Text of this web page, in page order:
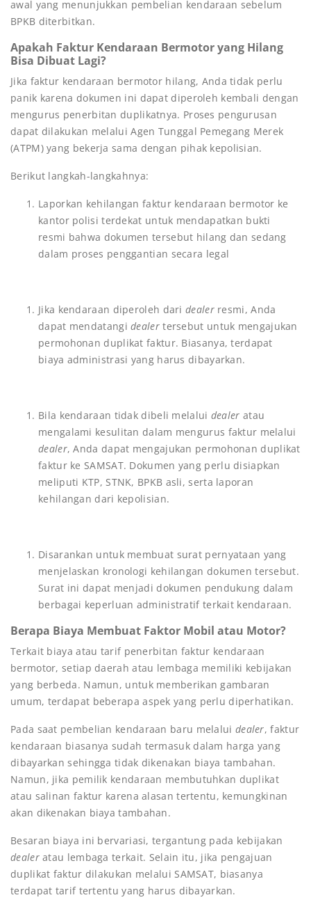
awal yang menunjukkan pembelian kendaraan sebelum
BPKB diterbitkan.
Apakah Faktur Kendaraan Bermotor yang Hilang
Bisa Dibuat Lagi?
Jika faktur kendaraan bermotor hilang, Anda tidak perlu
panik karena dokumen ini dapat diperoleh kembali dengan
mengurus penerbitan duplikatnya. Proses pengurusan
dapat dilakukan melalui Agen Tunggal Pemegang Merek
(ATPM) yang bekerja sama dengan pihak kepolisian.
Berikut langkah-langkahnya:
Laporkan kehilangan faktur kendaraan bermotor ke
kantor polisi terdekat untuk mendapatkan bukti
resmi bahwa dokumen tersebut hilang dan sedang
dalam proses penggantian secara legal
Jika kendaraan diperoleh dari dealer resmi, Anda
dapat mendatangidealertersebut untuk mengajukan
permohonan duplikat faktur. Biasanya, terdapat
biaya administrasi yang harus dibayarkan.
Bila kendaraan tidak dibeli melalui dealer atau
mengalami kesulitan dalam mengurus faktur melalui
dealer, Anda dapat mengajukan permohonan duplikat
faktur ke SAMSAT. Dokumen yang perlu disiapkan
meliputi KTP, STNK, BPKB asli, serta laporan
kehilangan dari kepolisian.
Disarankan untuk membuat surat pernyataan yang
menjelaskan kronologi kehilangan dokumen tersebut.
Surat ini dapat menjadi dokumen pendukung dalam
berbagai keperluan administratif terkait kendaraan.
Berapa Biaya Membuat Faktor Mobil atau Motor?
Terkait biaya atau tarif penerbitan faktur kendaraan
bermotor, setiap daerah atau lembaga memiliki kebijakan
yang berbeda. Namun, untuk memberikan gambaran
umum, terdapat beberapa aspek yang perlu diperhatikan.
Pada saat pembelian kendaraan baru melalui dealer, faktur
kendaraan biasanya sudah termasuk dalam harga yang
dibayarkan sehingga tidak dikenakan biaya tambahan.
Namun, jika pemilik kendaraan membutuhkan duplikat
atau salinan faktur karena alasan tertentu, kemungkinan
akan dikenakan biaya tambahan.
Besaran biaya ini bervariasi, tergantung pada kebijakan
dealeratau lembaga terkait. Selain itu, jika pengajuan
duplikat faktur dilakukan melalui SAMSAT, biasanya
terdapat tarif tertentu yang harus dibayarkan.